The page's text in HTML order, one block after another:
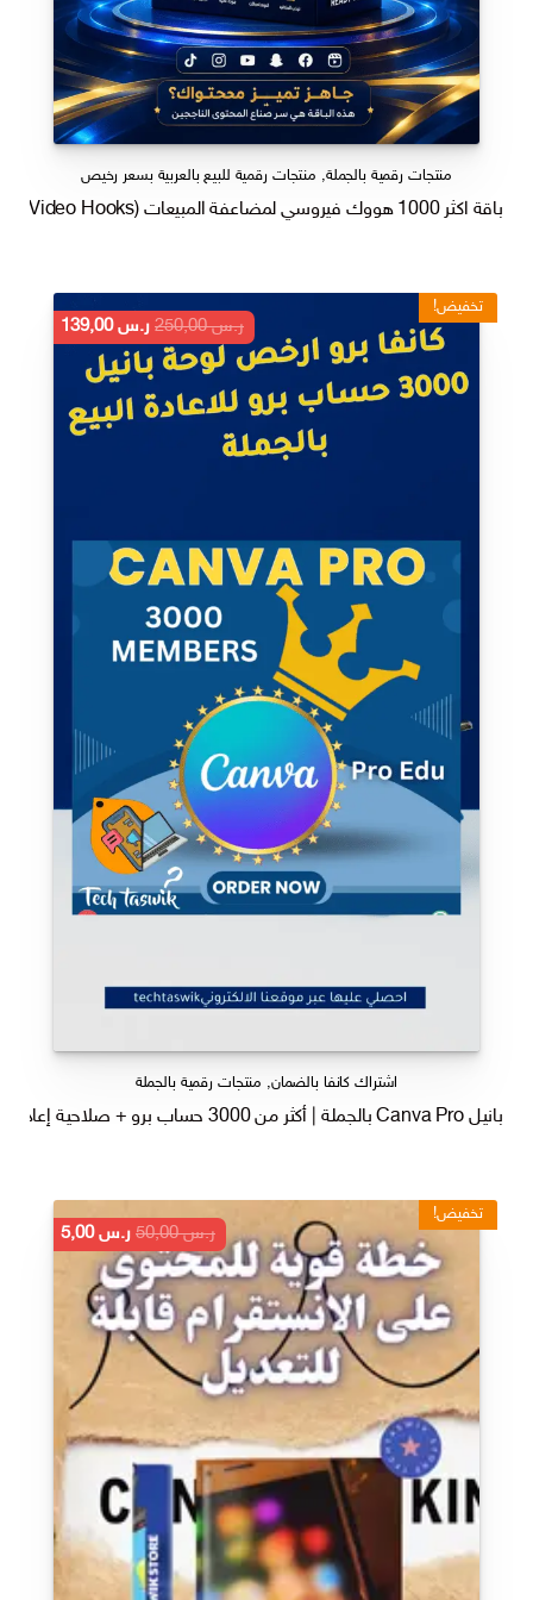
منتجات رقمية بالجملة, منتجات رقمية للبيع بالعربية بسعر رخيص
باقة اكثر 1000 هووك فيروسي لمضاعفة المبيعات (Viral Video Hooks)
تخفيض!
اشتراك كانفا بالضمان, منتجات رقمية بالجملة
بانيل Canva Pro بالجملة | أكثر من 3000 حساب برو + صلاحية إعادة بيع
ر.س250,00
السعر
الأصلي
هو:
ر.س 250,00.
ر.س139,00
تخفيض!
ر.س50,00
السعر
الأصلي
هو:
ر.س 50,00.
ر.س5,00
السعر